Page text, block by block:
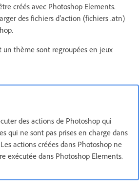
créés avec Photoshop Elements.
des fichiers d’action (fichiers .atn)
thème sont regroupées en jeux
des actions de Photoshop qui
qui ne sont pas prises en charge dans
actions créées dans Photoshop ne
exécutée dans Photoshop Elements.